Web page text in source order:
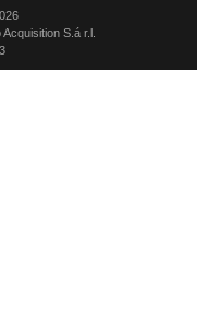
S.á r.l.